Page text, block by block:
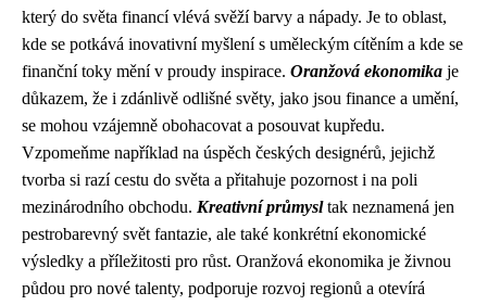
který do světa financí vlévá svěží barvy a nápady. Je to oblast,
kde se potkává inovativní myšlení s uměleckým cítěním a kde se
finanční toky mění v proudy inspirace. Oranžová ekonomika je
důkazem, že i zdánlivě odlišné světy, jako jsou finance a umění,
se mohou vzájemně obohacovat a posouvat kupředu.
Vzpomeňme například na úspěch českých designérů, jejichž
tvorba si razí cestu do světa a přitahuje pozornost i na poli
mezinárodního obchodu. Kreativní průmysltak neznamená jen
pestrobarevný svět fantazie, ale také konkrétní ekonomické
výsledky a příležitosti pro růst. Oranžová ekonomika je živnou
půdou pro nové talenty, podporuje rozvoj regionů a otevírá